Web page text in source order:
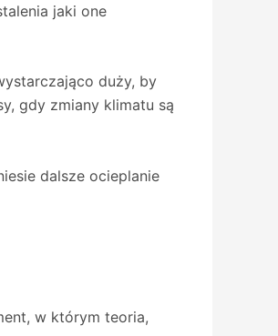
jaki one
duży, by
gdy zmiany klimatu są
dalsze ocieplanie
w którym teoria,